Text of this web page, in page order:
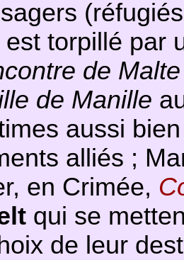
torpillé par
de Malte
de Manille
aussi
alliés ;
en Crimée,
qui se
de leur